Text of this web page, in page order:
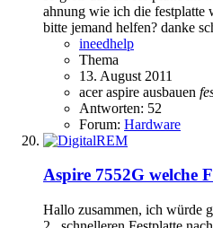
ahnung wie ich die festplatte
bitte jemand helfen? danke
ineedhelp
Thema
13. August 2011
aceraspire ausbauen
Antworten: 52
Forum: Hardware
Aspire 7552G welche
Hallo zusammen, ich würde